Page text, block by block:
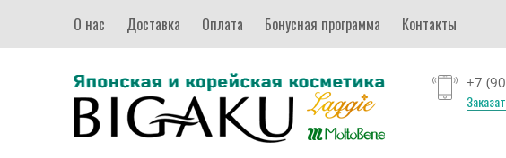
О нас Доставка Оплата Бонусная программа Контакты
+7